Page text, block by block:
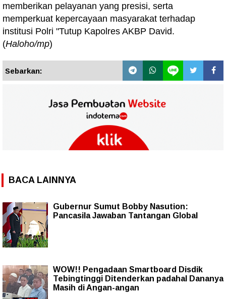
memberikan pelayanan yang presisi, serta
memperkuat kepercayaan masyarakat terhadap
institusi Polri "Tutup Kapolres AKBP David.
(Haloho/mp)
Sebarkan:
BACA LAINNYA
Gubernur Sumut Bobby Nasution:
Pancasila Jawaban Tantangan Global
WOW!! Pengadaan Smartboard Disdik
Tebingtinggi Ditenderkan padahal Dananya
Masih di Angan-angan